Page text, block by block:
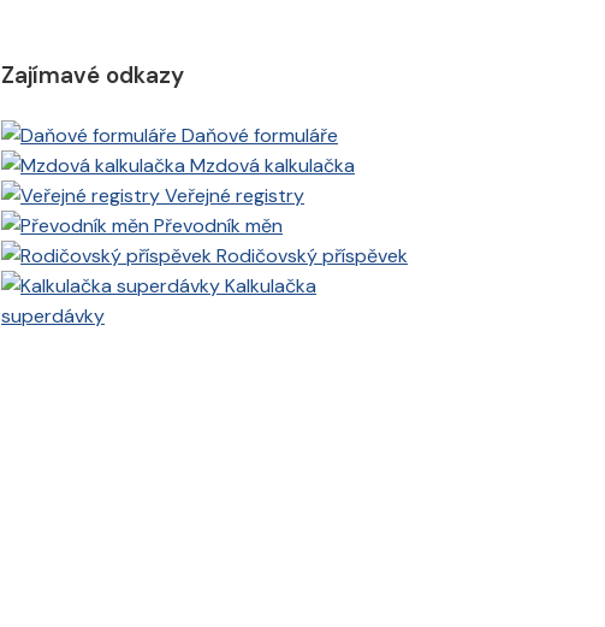
Zajímavé odkazy
Daňové formuláře
Mzdová kalkulačka
Veřejné registry
Převodník měn
Rodičovský příspěvek
Kalkulačka
superdávky